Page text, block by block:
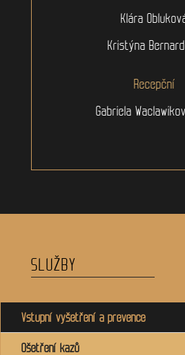
Klára
Kristýna
Recepční
Gabriela
SLUŽBY
Vstupní vyšetření a prevence
Ošetření kazů